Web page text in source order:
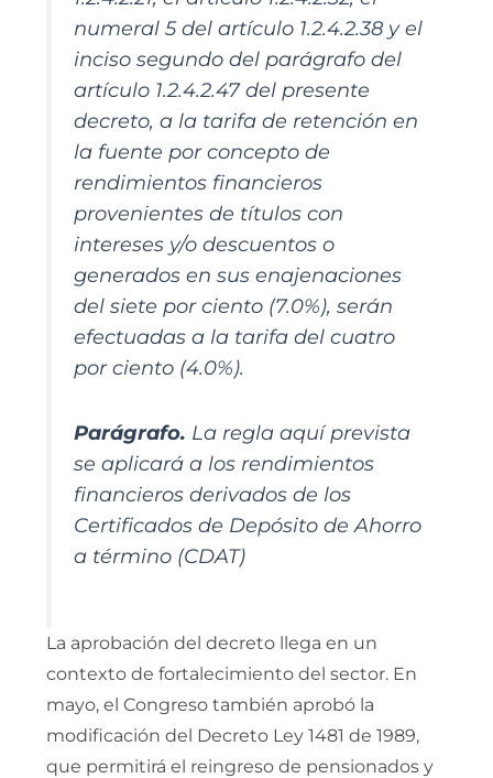
numeral 5 del artículo 1.2.4.2.38 y el
inciso segundo del parágrafo del
artículo 1.2.4.2.47 del presente
decreto, a la tarifa de retención en
la fuente por concepto de
rendimientos financieros
provenientes de títulos con
intereses y/o descuentos o
generados en sus enajenaciones
del siete por ciento (7.0%), serán
efectuadas a la tarifa del cuatro
por ciento (4.0%).
Parágrafo. La regla aquí prevista
se aplicará a los rendimientos
financieros derivados de los
Certificados de Depósito de Ahorro
a término (CDAT)
La aprobación del decreto llega en un
contexto de fortalecimiento del sector. En
mayo, el Congreso también aprobó la
modificación del Decreto Ley 1481 de 1989,
que permitirá el reingreso de pensionados y